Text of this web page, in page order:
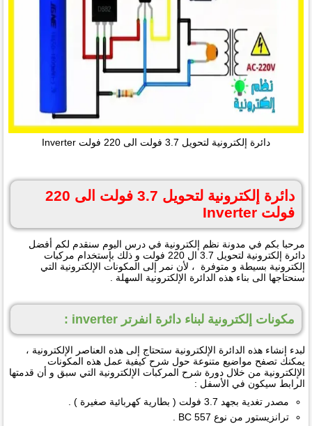
دائرة إلكترونية لتحويل 3.7 فولت الى 220 فولت Inverter
دائرة إلكترونية لتحويل 3.7 فولت الى 220
فولت Inverter
مرحبا بكم في مدونة نظم إلكترونية في درس اليوم سنقدم لكم أفضل
دائرة إلكترونية لتحويل 3.7 ال 220 فولت و ذلك بإستخدام مركبات
إلكترونية بسيطة و متوفرة ، لأن نمر إلى المكونات الإلكترونية التي
سنحتاجها الى بناء هذه الدائرة الإلكترونية السهلة .
مكونات إلكترونية لبناء دائرة انفرتر inverter :
لبدء إنشاء هذه الدائرة الإلكترونية ستحتاج إلى هذه العناصر الإلكترونية ،
يمكنك تصفح مواضيع متنوعة حول شرح كيفية عمل هذه المكونات
الإلكترونية من خلال دورة شرح المركبات الإلكترونية التي سبق و أن قدمتها
الرابط سيكون في الأسفل :
مصدر تغدية بجهد 3.7 فولت ( بطارية كهربائية صغيرة ) .
ترانزيستور من نوع BC 557 .